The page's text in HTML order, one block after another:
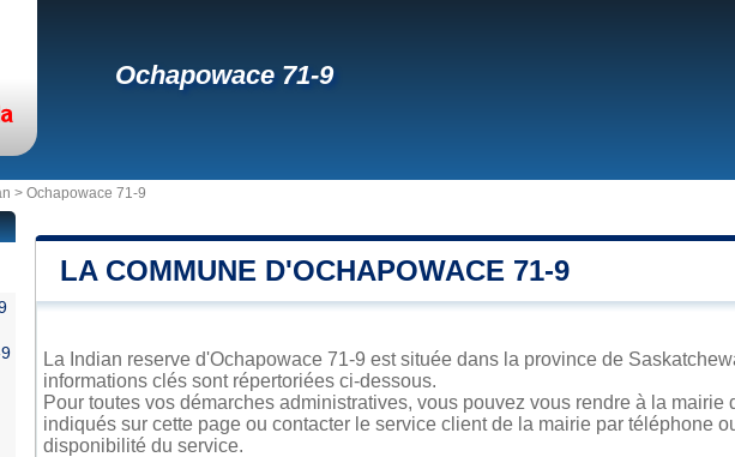
Ochapowace 71-9
> Ochapowace 71-9
LA COMMUNE D'OCHAPOWACE 71-9
La Indian reserve d'Ochapowace 71-9 est située dans la province de
informations clés sont répertoriées ci-dessous.
Pour toutes vos démarches administratives, vous pouvez vous rendre à la
indiqués sur cette page ou contacter le service client de la mairie par téléphone
disponibilité du service.